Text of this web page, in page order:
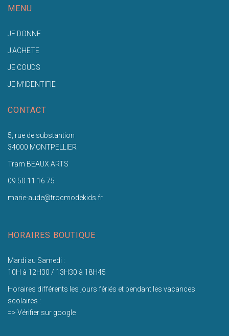
MENU
JE DONNE
J'ACHETE
JE COUDS
JE M'IDENTIFIE
CONTACT
5, rue de substantion
34000 MONTPELLIER
Tram BEAUX ARTS
09 50 11 16 75
marie-aude@trocmodekids.fr
HORAIRES BOUTIQUE
Mardi au Samedi :
10H à 12H30 / 13H30 à 18H45
Horaires différents les jours fériés et pendant les vacances
scolaires :
=> Vérifier sur google